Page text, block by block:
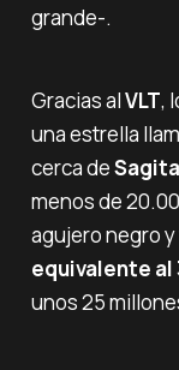
grande-.
Gracias alVLT,
una estrella
cerca de
menos de
agujero negro
equivalente al
unos 25